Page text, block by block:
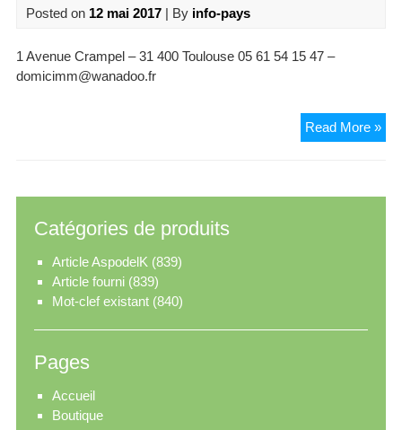
Posted on 12 mai 2017| By info-pays
1 Avenue Crampel – 31 400 Toulouse 05 61 54 15 47 –
domicimm@wanadoo.fr
Read More »
Catégories de produits
Article AspodelK (839)
Article fourni (839)
Mot-clef existant (840)
Pages
Accueil
Boutique